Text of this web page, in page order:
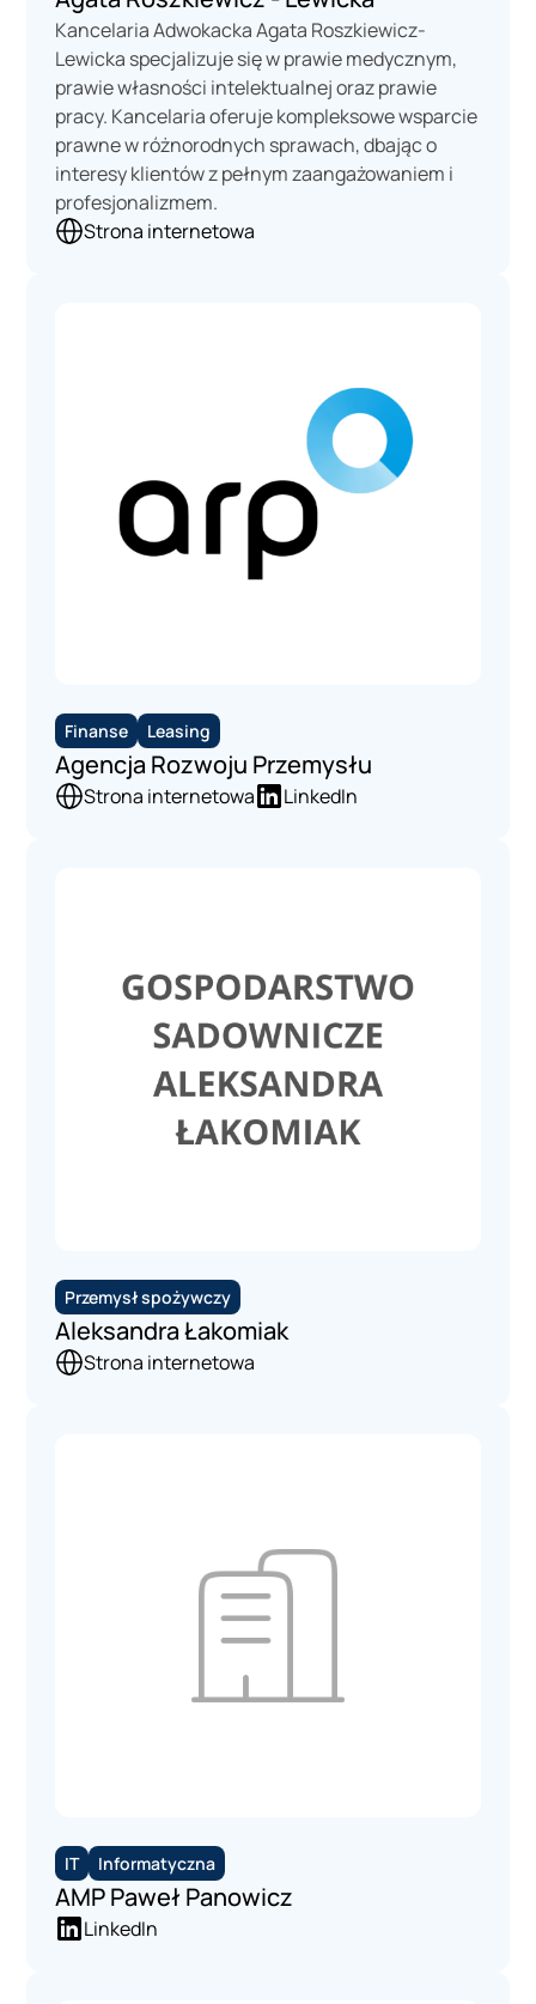
Kancelaria Adwokacka Agata Roszkiewicz-
Lewicka specjalizuje się w prawie medycznym,
prawie własności intelektualnej oraz prawie
pracy. Kancelaria oferuje kompleksowe wsparcie
prawne w różnorodnych sprawach, dbając o
interesy klientów z pełnym zaangażowaniem i
profesjonalizmem.
Strona internetowa
Finanse Leasing
Agencja Rozwoju Przemysłu
Strona internetowa LinkedIn
Przemysł spożywczy
Aleksandra Łakomiak
Strona internetowa
IT Informatyczna
AMP Paweł Panowicz
LinkedIn